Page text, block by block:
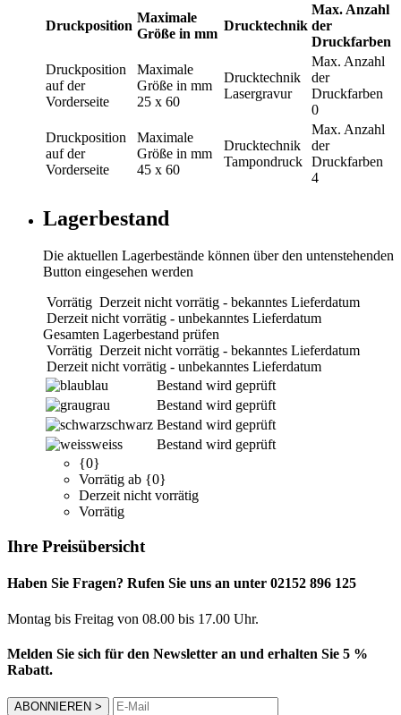
Druckposition
Maximale
Größe in mm
Drucktechnik
Max. Anzahl
der
Druckfarben
Druckposition
auf der
Vorderseite
Maximale
Größe in mm
25 x 60
Drucktechnik
Lasergravur
Max. Anzahl
der
Druckfarben
0
Druckposition
auf der
Vorderseite
Maximale
Größe in mm
45 x 60
Drucktechnik
Tampondruck
Max. Anzahl
der
Druckfarben
4
Lagerbestand
Die aktuellen Lagerbestände können über den untenstehenden
Button eingesehen werden
Vorrätig Derzeit nicht vorrätig - bekanntes Lieferdatum
Derzeit nicht vorrätig - unbekanntes Lieferdatum
Gesamten Lagerbestand prüfen
Vorrätig Derzeit nicht vorrätig - bekanntes Lieferdatum
Derzeit nicht vorrätig - unbekanntes Lieferdatum
blau
Bestand wird geprüft
grau
Bestand wird geprüft
schwarz Bestand wird geprüft
weiss
Bestand wird geprüft
{0}
Vorrätig ab {0}
Derzeit nicht vorrätig
Vorrätig
Ihre Preisübersicht
Haben Sie Fragen? Rufen Sie uns an unter 02152 896 125
Montag bis Freitag von 08.00 bis 17.00 Uhr.
Melden Sie sich für den Newsletter an und erhalten Sie 5 %
Rabatt.
ABONNIEREN >